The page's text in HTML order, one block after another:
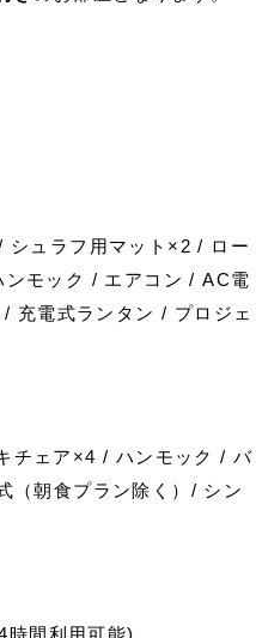
ュラフ用マット×2 / ロー
モック / エアコン / AC電
充電式ランタン / プロジェ
チェア×4 / ハンモック / バ
（朝食プラン除く）/ シン
時間利用可能)